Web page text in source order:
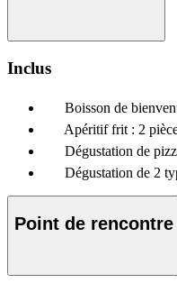
Inclus
Boisson de
Apéritif frit : 2
Dégustation de
Dégustation de 2
Point de rencontre